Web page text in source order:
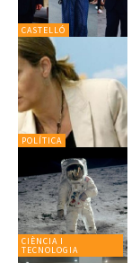
CASTELLÓ
POLÍTICA
CIÈNCIA I
TECNOLOGIA